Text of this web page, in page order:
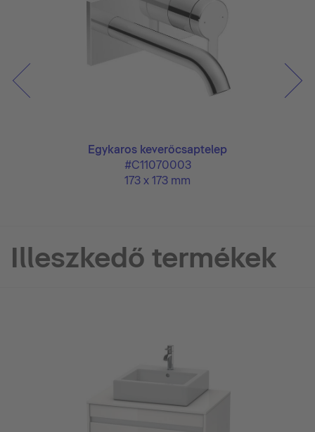
Egykaros keverőcsaptelep
#C11070003
173 x 173 mm
Illeszkedő termékek